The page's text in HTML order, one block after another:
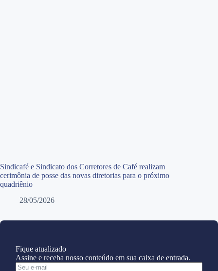
Sindicafé e Sindicato dos Corretores de Café realizam
cerimônia de posse das novas diretorias para o próximo
quadriênio
28/05/2026
Fique atualizado
Assine e receba nosso conteúdo em sua caixa de entrada.